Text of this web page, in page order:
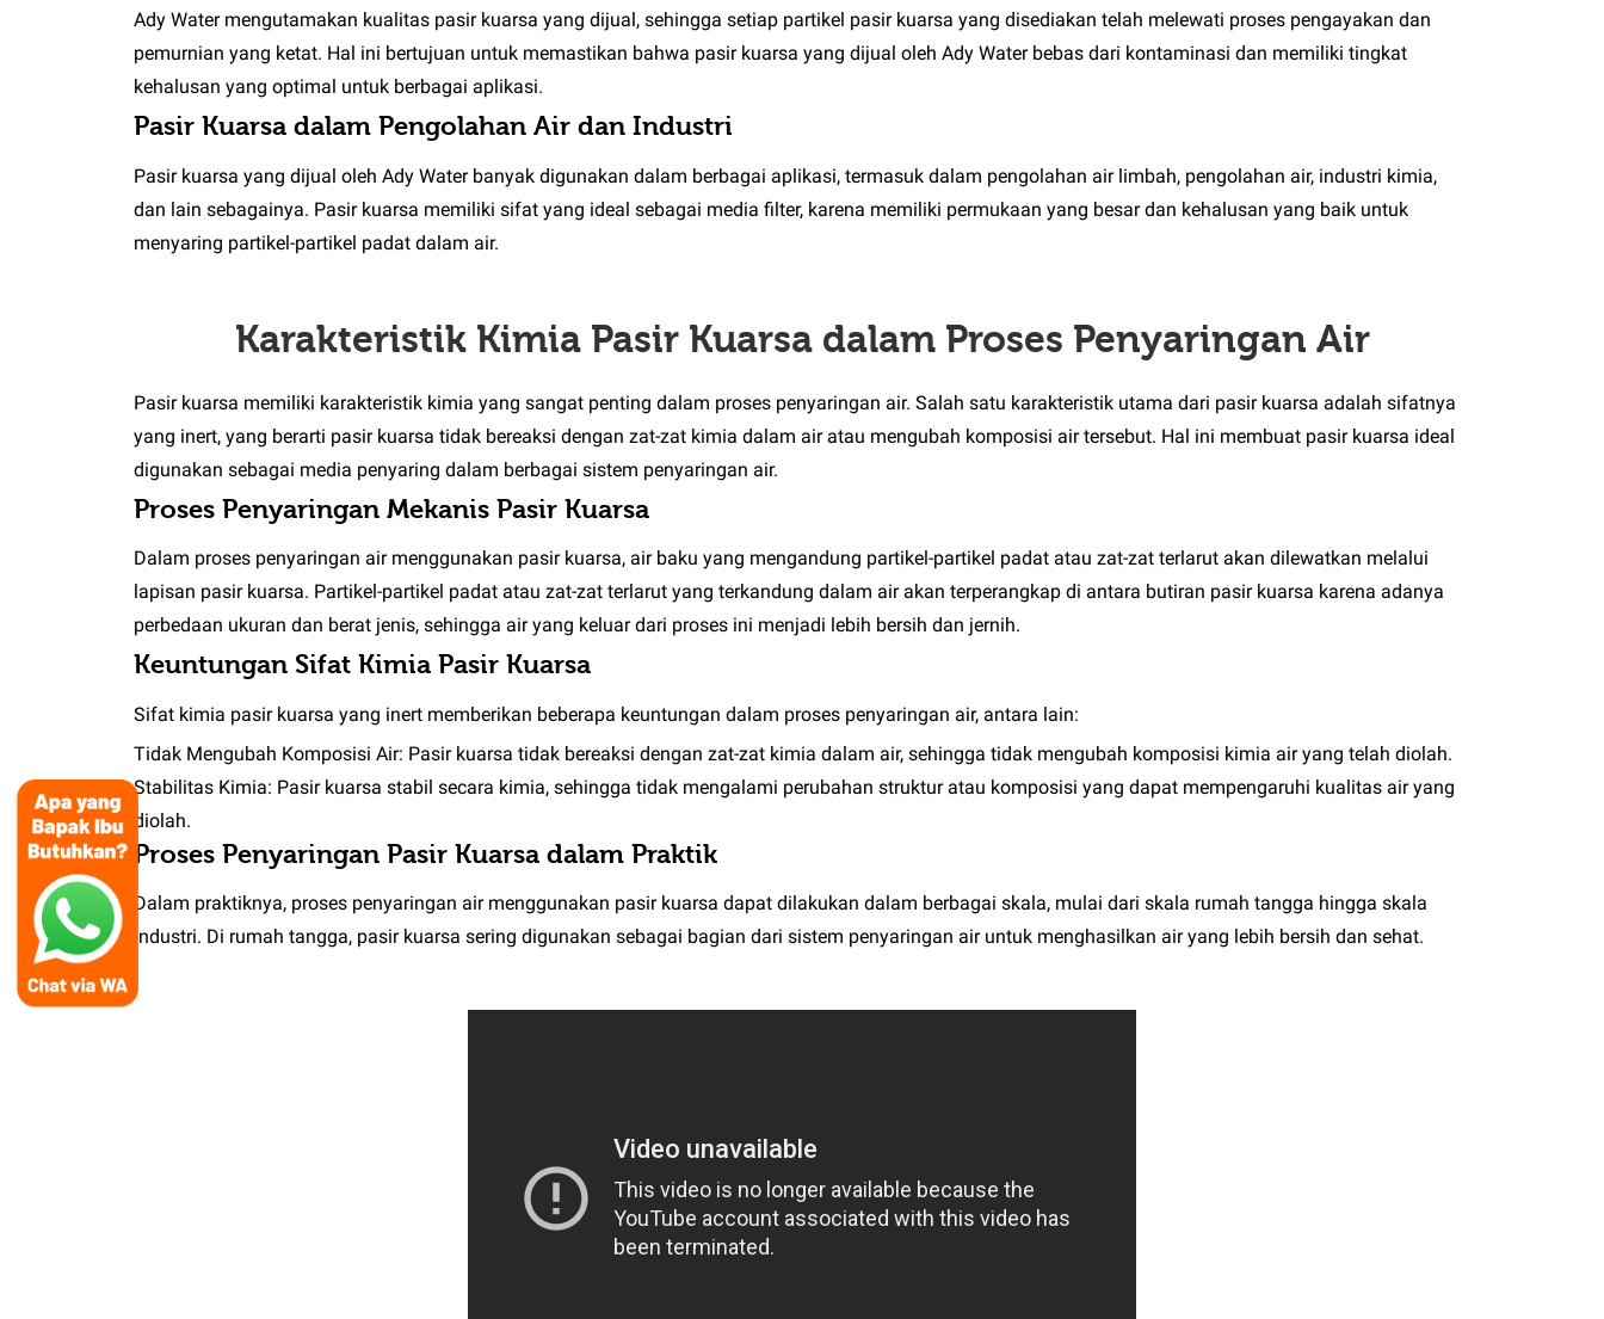
Ady Water mengutamakan kualitas pasir kuarsa yang dijual, sehingga setiap partikel pasir kuarsa yang disediakan telah melewati proses pengayakan dan
pemurnian yang ketat. Hal ini bertujuan untuk memastikan bahwa pasir kuarsa yang dijual oleh Ady Water bebas dari kontaminasi dan memiliki tingkat
kehalusan yang optimal untuk berbagai aplikasi.
Pasir Kuarsa dalam Pengolahan Air dan Industri
Pasir kuarsa yang dijual oleh Ady Water banyak digunakan dalam berbagai aplikasi, termasuk dalam pengolahan air limbah, pengolahan air, industri kimia,
dan lain sebagainya. Pasir kuarsa memiliki sifat yang ideal sebagai media filter, karena memiliki permukaan yang besar dan kehalusan yang baik untuk
menyaring partikel-partikel padat dalam air.
Karakteristik Kimia Pasir Kuarsa dalam Proses Penyaringan Air
Pasir kuarsa memiliki karakteristik kimia yang sangat penting dalam proses penyaringan air. Salah satu karakteristik utama dari pasir kuarsa adalah sifatnya
yang inert, yang berarti pasir kuarsa tidak bereaksi dengan zat-zat kimia dalam air atau mengubah komposisi air tersebut. Hal ini membuat pasir kuarsa ideal
digunakan sebagai media penyaring dalam berbagai sistem penyaringan air.
Proses Penyaringan Mekanis Pasir Kuarsa
Dalam proses penyaringan air menggunakan pasir kuarsa, air baku yang mengandung partikel-partikel padat atau zat-zat terlarut akan dilewatkan melalui
lapisan pasir kuarsa. Partikel-partikel padat atau zat-zat terlarut yang terkandung dalam air akan terperangkap di antara butiran pasir kuarsa karena adanya
perbedaan ukuran dan berat jenis, sehingga air yang keluar dari proses ini menjadi lebih bersih dan jernih.
Keuntungan Sifat Kimia Pasir Kuarsa
Sifat kimia pasir kuarsa yang inert memberikan beberapa keuntungan dalam proses penyaringan air, antara lain:
Tidak Mengubah Komposisi Air: Pasir kuarsa tidak bereaksi dengan zat-zat kimia dalam air, sehingga tidak mengubah komposisi kimia air yang telah diolah.
Stabilitas Kimia: Pasir kuarsa stabil secara kimia, sehingga tidak mengalami perubahan struktur atau komposisi yang dapat mempengaruhi kualitas air yang
diolah.
Proses Penyaringan Pasir Kuarsa dalam Praktik
Dalam praktiknya, proses penyaringan air menggunakan pasir kuarsa dapat dilakukan dalam berbagai skala, mulai dari skala rumah tangga hingga skala
industri. Di rumah tangga, pasir kuarsa sering digunakan sebagai bagian dari sistem penyaringan air untuk menghasilkan air yang lebih bersih dan sehat.